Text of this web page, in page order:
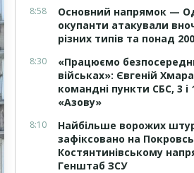
8:58
Основний напрямок —
окупанти атакували
різних типів та понад
8:30
«Працюємо
військах»: Євгеній
командні пункти СБС, 3 і
«Азову»
8:10
Найбільше ворожих
зафіксовано на
Костянтинівському
Генштаб ЗСУ